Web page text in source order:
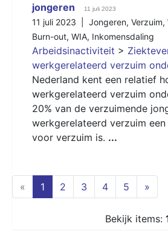
jongeren
11 juli 2023
11 juli 2023 | Jongeren, Verzuim,
Burn-out, WIA, Inkomensdaling
Arbeidsinactiviteit >
werkgerelateerd verzuim
Nederland kent een relatief
werkgerelateerd verzuim
20% van de verzuimende
werkgerelateerd verzuim
voor verzuim is. ...
« 1 (current)
2 3 4 5 »
Bekijk items: